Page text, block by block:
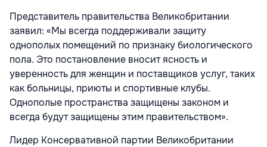
Представитель правительства Великобритании
заявил: «Мы всегда поддерживали защиту
однополых помещений по признаку биологического
пола. Это постановление вносит ясность и
уверенность для женщин и поставщиков услуг, таких
как больницы, приюты и спортивные клубы.
Однополые пространства защищены законом и
всегда будут защищены этим правительством».
Лидер Консервативной партии Великобритании